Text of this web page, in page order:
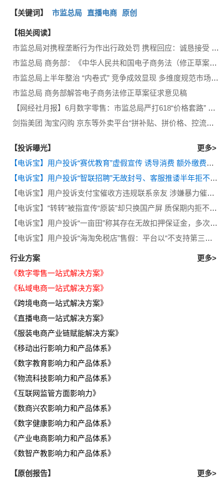
【关键词】 市监总局 直播电商 原创
【相关阅读】
市监总局对携程垄断行为作出行政处罚 携程回应：诚恳接受 坚决服从
市监总局 商务部：《中华人民共和国电子商务法（修正草案征求意见稿）》
市监总局上半年整治 “内卷式” 竞争成效显现 多维度规范市场良性发展
市监总局 商务部解答电子商务法修正草案征求意见稿
【网经社月报】6月数字零售：市监总局严打618“价格套路” 阿里 字节 快手加码AI电商 海拍客 孩子王 丰宜科技扎堆IPO
剑指美团 淘宝闪购 京东等外卖平台“拼补贴、拼价格、控流量” 市监总局拟出台新规
【投诉曝光】
更多>
【电诉宝】用户投诉“赛优教育”虚假宣传 诱导消费 额外缴费后退款遭拒
【电诉宝】用户投诉“智联招聘”无故封号、客服推诿半年拒不退费
【电诉宝】用户投诉支付宝催收方违规联系亲友 涉嫌暴力催收侵犯隐私
【电诉宝】“转转”被指宣传“原装”却只换国产屏 质保期内拒不履行售后义务
【电诉宝】用户投诉“一亩田”称其存在无故扣押保证金，多次退款遭推诿等问题
【电诉宝】用户投诉“海淘免税店”售假：平台以“不支持第三方鉴定”为由拒绝处理
行业方案
更多>
《数字零售一站式解决方案》
《私域电商一站式解决方案》
《跨境电商一站式解决方案》
《直播电商一站式解决方案》
《服装电商产业链赋能解决方案》
《移动出行影响力和产品体系》
《数字教育影响力和产品体系》
《物流科技影响力和产品体系》
《互联网监管方面影响力》
《数商兴农影响力和产品体系》
《数字健康影响力和产品体系》
《产业电商影响力和产品体系》
《数智产教影响力和产品体系》
【原创报告】
更多>